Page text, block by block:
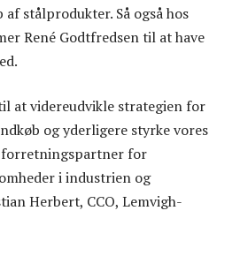
stålprodukter. Så også hos
René Godtfredsen til at have
at videreudvikle strategien for
og yderligere styrke vores
for
i industrien og
Herbert, CCO, Lemvigh-